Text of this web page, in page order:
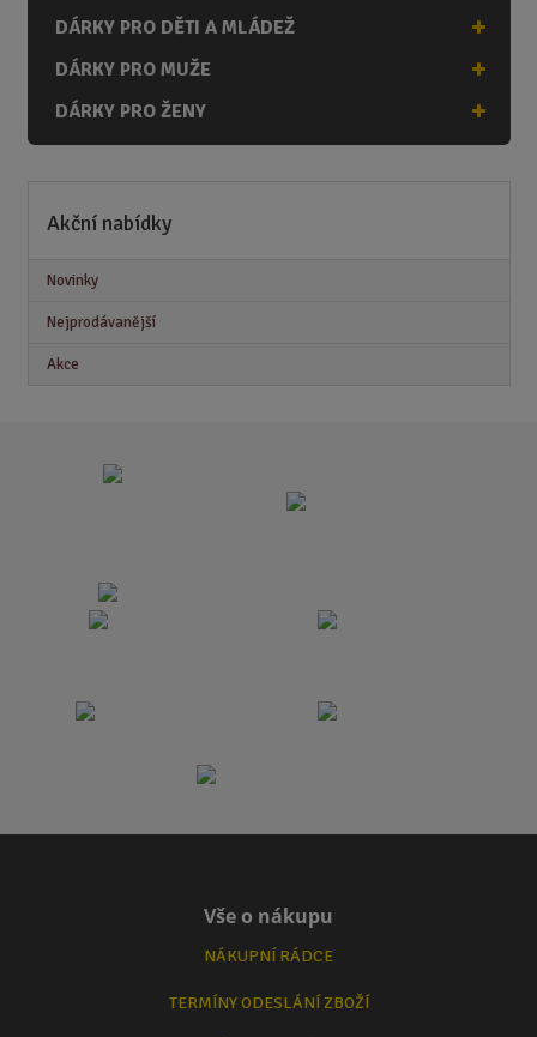
DÁRKY PRO DĚTI A MLÁDEŽ
DÁRKY PRO MUŽE
DÁRKY PRO ŽENY
Akční nabídky
Novinky
Nejprodávanější
Akce
Vše o nákupu
NÁKUPNÍ RÁDCE
TERMÍNY ODESLÁNÍ ZBOŽÍ